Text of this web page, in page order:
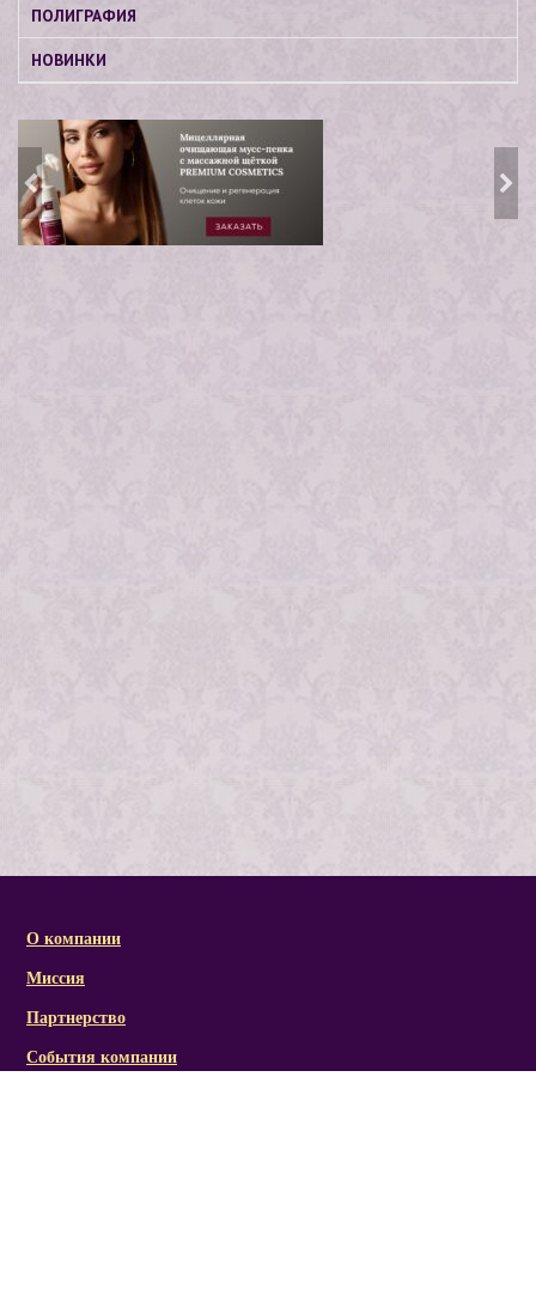
ПОЛИГРАФИЯ
НОВИНКИ
О компании
Миссия
Партнерство
События компании